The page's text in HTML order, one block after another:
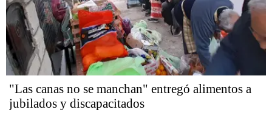
"Las canas no se manchan" entregó alimentos a
jubilados y discapacitados